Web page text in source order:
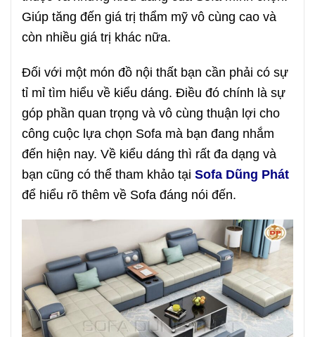
Giúp tăng đến giá trị thẩm mỹ vô cùng cao và
còn nhiều giá trị khác nữa.
Đối với một món đồ nội thất bạn cần phải có sự
tỉ mỉ tìm hiểu về kiểu dáng. Điều đó chính là sự
góp phần quan trọng và vô cùng thuận lợi cho
công cuộc lựa chọn Sofa mà bạn đang nhắm
đến hiện nay. Về kiểu dáng thì rất đa dạng và
bạn cũng có thể tham khảo tại Sofa Dũng Phát
để hiểu rõ thêm về Sofa đáng nói đến.